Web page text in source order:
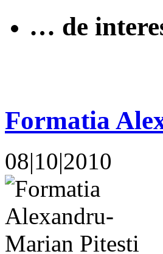
… de
Formatia
08|10|2010